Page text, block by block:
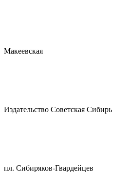
Макеевская
Издательство Советская Сибирь
пл. Сибиряков-Гвардейцев